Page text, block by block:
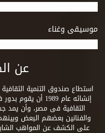
موسيقى وغناء
عن
استطاع صندوق التنمية
إنشائه عام 1989
الثقافية فى مصر، وأن يمد
والفنانين بعضهم البعض
على الكشف عن المواهب